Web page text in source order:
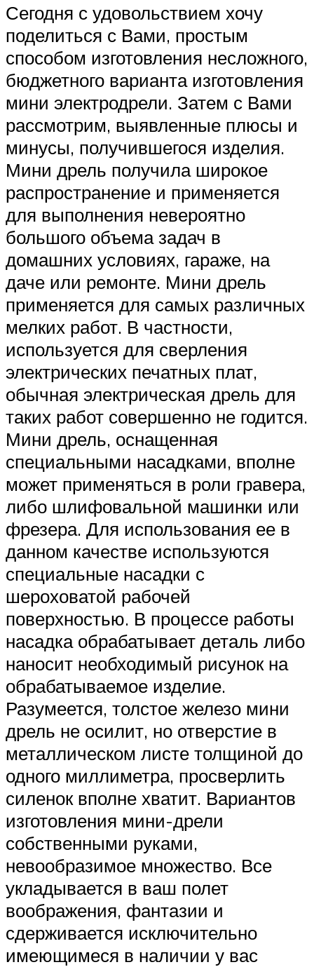
Сегодня с удовольствием хочу
поделиться с Вами, простым
способом изготовления несложного,
бюджетного варианта изготовления
мини электродрели. Затем с Вами
рассмотрим, выявленные плюсы и
минусы, получившегося изделия.
Мини дрель получила широкое
распространение и применяется
для выполнения невероятно
большого объема задач в
домашних условиях, гараже, на
даче или ремонте. Мини дрель
применяется для самых различных
мелких работ. В частности,
используется для сверления
электрических печатных плат,
обычная электрическая дрель для
таких работ совершенно не годится.
Мини дрель, оснащенная
специальными насадками, вполне
может применяться в роли гравера,
либо шлифовальной машинки или
фрезера. Для использования ее в
данном качестве используются
специальные насадки с
шероховатой рабочей
поверхностью. В процессе работы
насадка обрабатывает деталь либо
наносит необходимый рисунок на
обрабатываемое изделие.
Разумеется, толстое железо мини
дрель не осилит, но отверстие в
металлическом листе толщиной до
одного миллиметра, просверлить
силенок вполне хватит. Вариантов
изготовления мини-дрели
собственными руками,
невообразимое множество. Все
укладывается в ваш полет
воображения, фантазии и
сдерживается исключительно
имеющимеся в наличии у вас